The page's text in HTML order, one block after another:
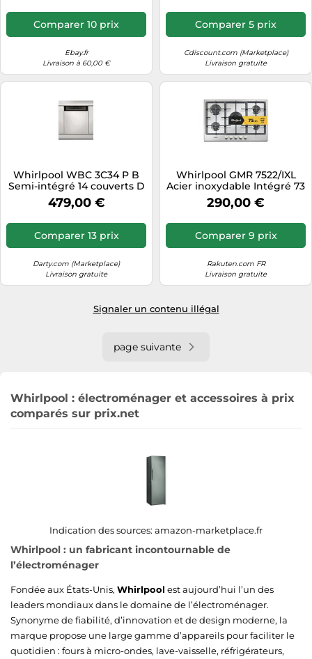
Comparer 10 prix
Ebay.fr
Livraison à 60,00 €
Comparer 5 prix
Cdiscount.com (Marketplace)
Livraison gratuite
Whirlpool WBC 3C34 P B
Semi-intégré 14 couverts D
479,00 €
Comparer 13 prix
Darty.com (Marketplace)
Livraison gratuite
Whirlpool GMR 7522/IXL
Acier inoxydable Intégré 73
cm Gaz 5 zone(s)
290,00 €
Comparer 9 prix
Rakuten.com FR
Livraison gratuite
Signaler un contenu illégal
page suivante
Whirlpool : électroménager et accessoires à prix
comparés sur prix.net
Indication des sources: amazon-marketplace.fr
Whirlpool : un fabricant incontournable de
l’électroménager
Fondée aux États-Unis, Whirlpool est aujourd’hui l’un des
leaders mondiaux dans le domaine de l’électroménager.
Synonyme de fiabilité, d’innovation et de design moderne, la
marque propose une large gamme d’appareils pour faciliter le
quotidien : fours à micro-ondes, lave-vaisselle, réfrigérateurs,